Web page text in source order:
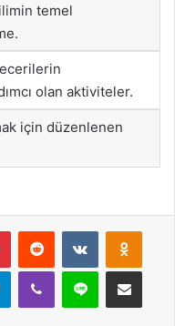
temel
olan aktiviteler.
için düzenlenen
PinterestReddit VKontakte
TelegramViber Line E-Posta ile